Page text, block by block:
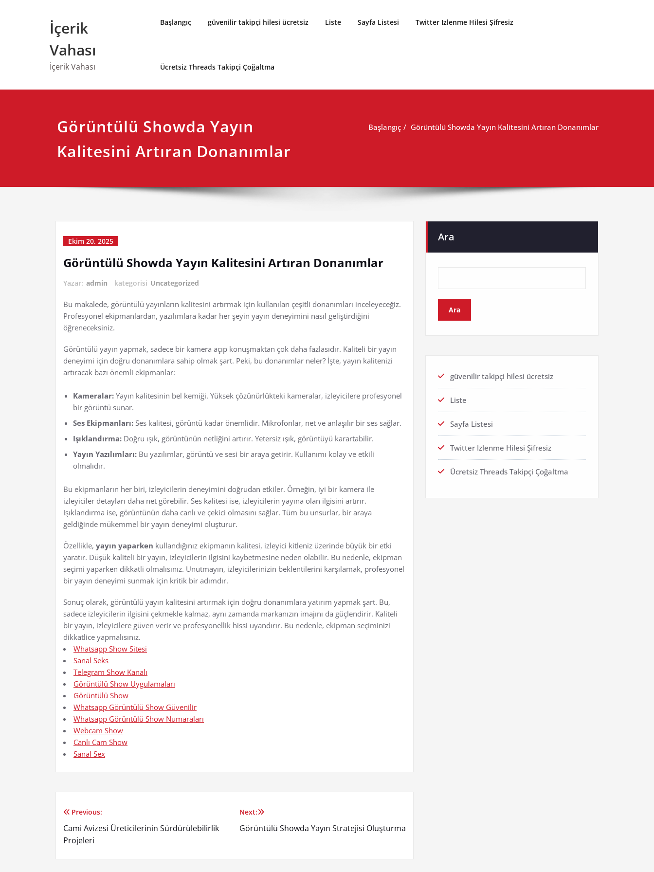
İçerik
Vahası
İçerik Vahası
Başlangıç güvenilir takipçi hilesi ücretsiz Liste Sayfa Listesi Twitter Izlenme Hilesi Şifresiz
Ücretsiz Threads Takipçi Çoğaltma
Görüntülü Showda Yayın
Kalitesini Artıran Donanımlar
Başlangıç Görüntülü Showda Yayın Kalitesini Artıran Donanımlar
Ekim 20, 2025
Görüntülü Showda Yayın Kalitesini Artıran Donanımlar
Yazar: admin kategorisi Uncategorized
Bu makalede, görüntülü yayınların kalitesini artırmak için kullanılan çeşitli donanımları inceleyeceğiz.
Profesyonel ekipmanlardan, yazılımlara kadar her şeyin yayın deneyimini nasıl geliştirdiğini
öğreneceksiniz.
Görüntülü yayın yapmak, sadece bir kamera açıp konuşmaktan çok daha fazlasıdır. Kaliteli bir yayın
deneyimi için doğru donanımlara sahip olmak şart. Peki, bu donanımlar neler? İşte, yayın kalitenizi
artıracak bazı önemli ekipmanlar:
Kameralar: Yayın kalitesinin bel kemiği. Yüksek çözünürlükteki kameralar, izleyicilere profesyonel
bir görüntü sunar.
Ses Ekipmanları: Ses kalitesi, görüntü kadar önemlidir. Mikrofonlar, net ve anlaşılır bir ses sağlar.
Işıklandırma: Doğru ışık, görüntünün netliğini artırır. Yetersiz ışık, görüntüyü karartabilir.
Yayın Yazılımları: Bu yazılımlar, görüntü ve sesi bir araya getirir. Kullanımı kolay ve etkili
olmalıdır.
Bu ekipmanların her biri, izleyicilerin deneyimini doğrudan etkiler. Örneğin, iyi bir kamera ile
izleyiciler detayları daha net görebilir. Ses kalitesi ise, izleyicilerin yayına olan ilgisini artırır.
Işıklandırma ise, görüntünün daha canlı ve çekici olmasını sağlar. Tüm bu unsurlar, bir araya
geldiğinde mükemmel bir yayın deneyimi oluşturur.
Özellikle, yayın yaparken kullandığınız ekipmanın kalitesi, izleyici kitleniz üzerinde büyük bir etki
yaratır. Düşük kaliteli bir yayın, izleyicilerin ilgisini kaybetmesine neden olabilir. Bu nedenle, ekipman
seçimi yaparken dikkatli olmalısınız. Unutmayın, izleyicilerinizin beklentilerini karşılamak, profesyonel
bir yayın deneyimi sunmak için kritik bir adımdır.
Sonuç olarak, görüntülü yayın kalitesini artırmak için doğru donanımlara yatırım yapmak şart. Bu,
sadece izleyicilerin ilgisini çekmekle kalmaz, aynı zamanda markanızın imajını da güçlendirir. Kaliteli
bir yayın, izleyicilere güven verir ve profesyonellik hissi uyandırır. Bu nedenle, ekipman seçiminizi
dikkatlice yapmalısınız.
Whatsapp Show Sitesi
Sanal Seks
Telegram Show Kanalı
Görüntülü Show Uygulamaları
Görüntülü Show
Whatsapp Görüntülü Show Güvenilir
Whatsapp Görüntülü Show Numaraları
Webcam Show
Canlı Cam Show
Sanal Sex
Yazı
gezinmesi
Previous:
Cami Avizesi Üreticilerinin Sürdürülebilirlik
Projeleri
Next:
Görüntülü Showda Yayın Stratejisi Oluşturma
Ara
Ara
güvenilir takipçi hilesi ücretsiz
Liste
Sayfa Listesi
Twitter Izlenme Hilesi Şifresiz
Ücretsiz Threads Takipçi Çoğaltma